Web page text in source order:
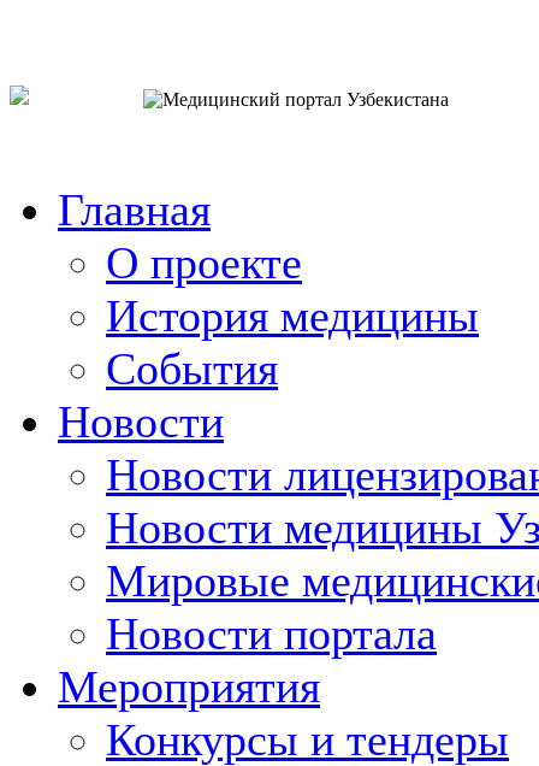
Главная
О проекте
История медицины
События
Новости
Новости
Новости медицины
Мировые
Новости портала
Мероприятия
Конкурсы и тендеры